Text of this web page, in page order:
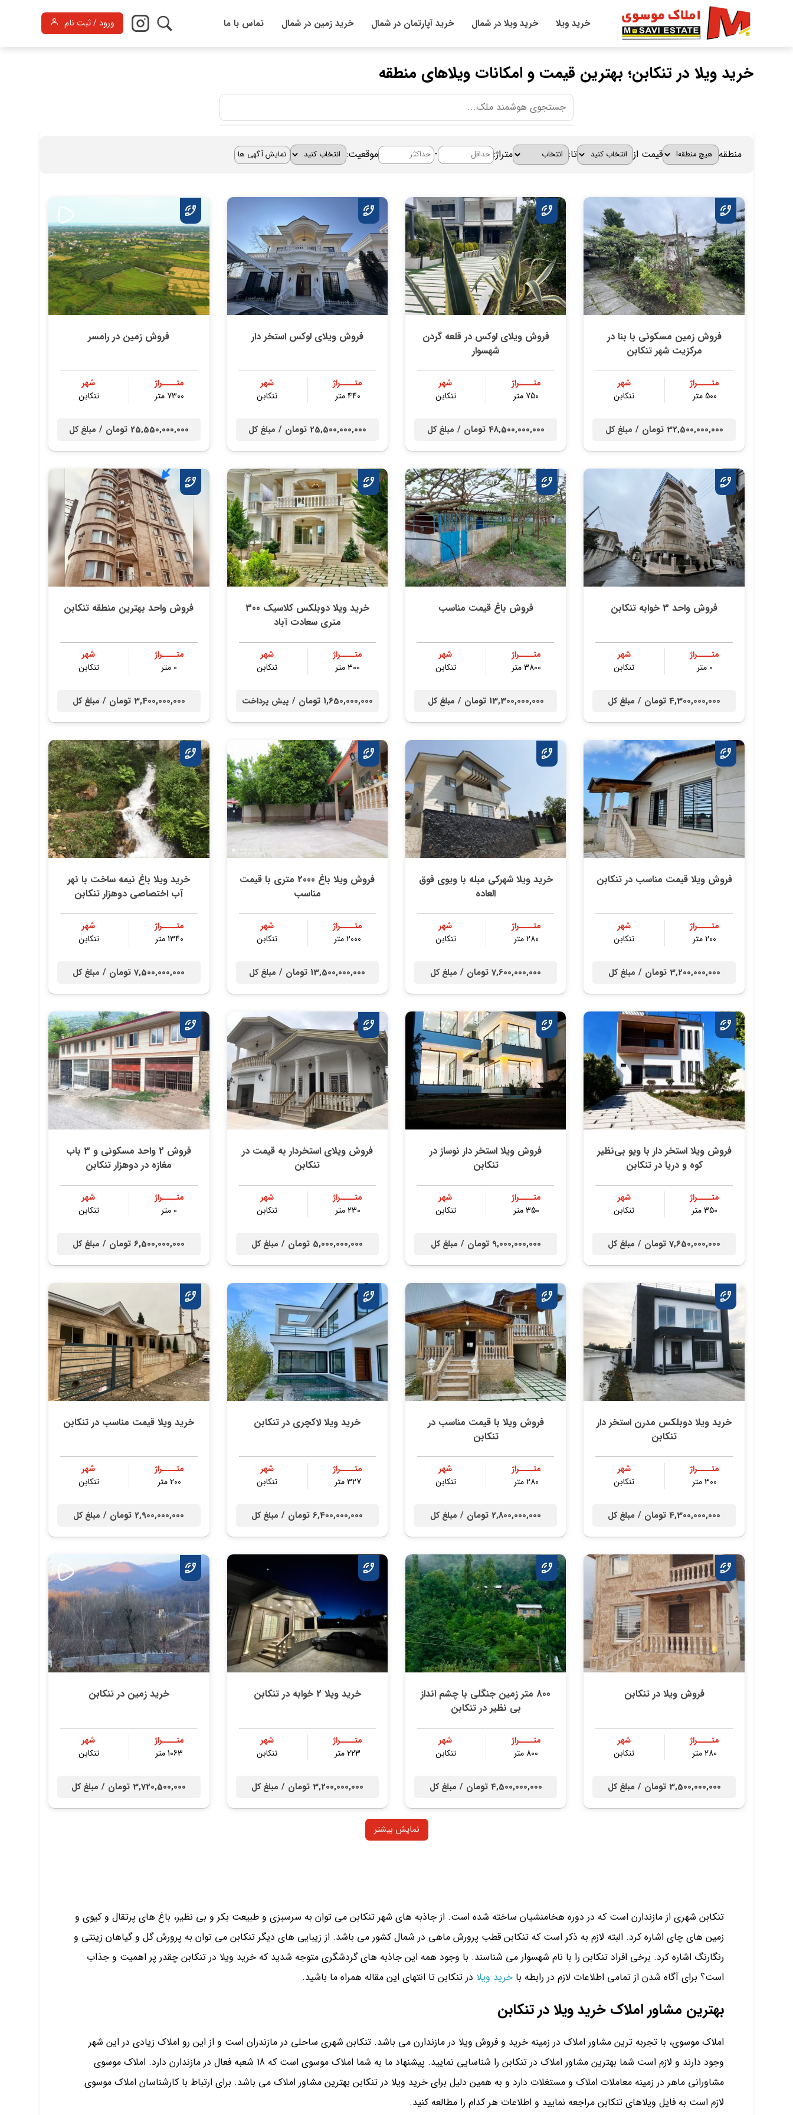
خرید ویلا خرید ویلا در شمال خرید آپارتمان در شمال خرید زمین در شمال تماس با ما ورود / ثبت نام
خرید ویلا در تنکابن؛ بهترین قیمت و امکانات ویلاهای منطقه
منطقه قیمت از تا: متراژ: - موقعیت:
فروش زمین مسکونی با بنا در
مرکزیت شهر تنکابن
متــــراژ
500 متر
شهر
تنكابن
32,500,000,000 تومان / مبلغ کل
فروش ویلای لوکس در قلعه گردن
شهسوار
متــــراژ
750 متر
شهر
تنكابن
48,500,000,000 تومان / مبلغ کل
فروش ویلای لوکس استخر دار
متــــراژ
440 متر
شهر
تنكابن
25,500,000,000 تومان / مبلغ کل
فروش زمین در رامسر
متــــراژ
7300 متر
شهر
تنكابن
25,550,000,000 تومان / مبلغ کل
فروش واحد 3 خوابه تنکابن
متــــراژ
0 متر
شهر
تنكابن
4,300,000,000 تومان / مبلغ کل
فروش باغ قیمت مناسب
متــــراژ
3800 متر
شهر
تنكابن
13,300,000,000 تومان / مبلغ کل
خرید ویلا دوبلکس کلاسیک 300
متری سعادت آباد
متــــراژ
۳۰۰ متر
شهر
تنكابن
1,650,000,000 تومان / پیش پرداخت
فروش واحد بهترین منطقه تنکابن
متــــراژ
0 متر
شهر
تنكابن
3,400,000,000 تومان / مبلغ کل
فروش ویلا قیمت مناسب در تنکابن
متــــراژ
200 متر
شهر
تنكابن
3,200,000,000 تومان / مبلغ کل
خرید ویلا شهرکی مبله با ویوی فوق
العاده
متــــراژ
280 متر
شهر
تنكابن
7,600,000,000 تومان / مبلغ کل
فروش ویلا باغ 2000 متری با قیمت
مناسب
متــــراژ
2000 متر
شهر
تنكابن
13,500,000,000 تومان / مبلغ کل
خرید ویلا باغ نیمه ساخت با نهر
آب اختصاصی دوهزار تنکابن
متــــراژ
1340 متر
شهر
تنكابن
7,500,000,000 تومان / مبلغ کل
فروش ویلا استخر دار با ویو بی‌نظیر
کوه و دریا در تنکابن
متــــراژ
350 متر
شهر
تنكابن
7,650,000,000 تومان / مبلغ کل
فروش ویلا استخر دار نوساز در
تنکابن
متــــراژ
350 متر
شهر
تنكابن
9,000,000,000 تومان / مبلغ کل
فروش ویلای استخردار به قیمت در
تنکابن
متــــراژ
230 متر
شهر
تنكابن
5,000,000,000 تومان / مبلغ کل
فروش 2 واحد مسکونی و 3 باب
مغازه در دوهزار تنکابن
متــــراژ
0 متر
شهر
تنكابن
6,500,000,000 تومان / مبلغ کل
خرید ویلا دوبلکس مدرن استخر دار
تنکابن
متــــراژ
300 متر
شهر
تنكابن
4,300,000,000 تومان / مبلغ کل
فروش ویلا با قیمت مناسب در
تنکابن
متــــراژ
280 متر
شهر
تنكابن
2,800,000,000 تومان / مبلغ کل
خرید ویلا لاکچری در تنکابن
متــــراژ
327 متر
شهر
تنكابن
6,400,000,000 تومان / مبلغ کل
خرید ویلا قیمت مناسب در تنکابن
متــــراژ
200 متر
شهر
تنكابن
2,900,000,000 تومان / مبلغ کل
فروش ویلا در تنکابن
متــــراژ
280 متر
شهر
تنكابن
3,500,000,000 تومان / مبلغ کل
800 متر زمین جنگلی با چشم انداز
بي نظير در تنكابن
متــــراژ
800 متر
شهر
تنكابن
4,500,000,000 تومان / مبلغ کل
خرید ویلا 2 خوابه در تنکابن
متــــراژ
223 متر
شهر
تنكابن
3,200,000,000 تومان / مبلغ کل
خرید زمین در تنکابن
متــــراژ
1063 متر
شهر
تنكابن
3,720,500,000 تومان / مبلغ کل
نمایش بیشتر
تنکابن شهری از مازندارن است که در دوره هخامنشیان ساخته شده است. از جاذبه های شهر تنکابن می توان به سرسبزی و طبیعت بکر و بی نظیر، باغ های پرتقال و کیوی و
زمین های چای اشاره کرد. البته لازم به ذکر است که تنکابن قطب پرورش ماهی در شمال کشور می باشد. از زیبایی های دیگر تنکابن می توان به پرورش گل و گیاهان زینتی و
رنگارنگ اشاره کرد. برخی افراد تنکابن را با نام شهسوار می شناسند. با وجود همه این جاذبه های گردشگری متوجه شدید که خرید ویلا در تنکابن چقدر پر اهمیت و جذاب
است؟ برای آگاه شدن از تمامی اطلاعات لازم در رابطه باخرید ویلا در تنکابن تا انتهای این مقاله همراه ما باشید.
بهترین مشاور املاک خرید ویلا در تنکابن
املاک موسوی، با تجربه ترین مشاور املاک در زمینه خرید و فروش ویلا در مازندارن می باشد. تنکابن شهری ساحلی در مازندران است و از این رو املاک زیادی در این شهر
وجود دارند و لازم است شما بهترین مشاور املاک در تنکابن را شناسایی نمایید. پیشنهاد ما به شما املاک موسوی است که 18 شعبه فعال در مازندارن دارد. املاک موسوی
مشاورانی ماهر در زمینه معاملات املاک و مستغلات دارد و به همین دلیل برای خرید ویلا در تنکابن بهترین مشاور املاک می باشد. برای ارتباط با کارشناسان املاک موسوی
لازم است به فایل ویلاهای تنکابن مراجعه نمایید و اطلاعات هر کدام را مطالعه کنید.